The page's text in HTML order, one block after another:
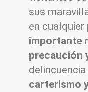
sus
en cualquier
importante
precaución
carterismo